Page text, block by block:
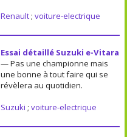
Renault; voiture-electrique
Essai détaillé Suzuki e-Vitara
— Pas une championne mais
une bonne à tout faire qui se
révèlera au quotidien.
Suzuki ; voiture-electrique